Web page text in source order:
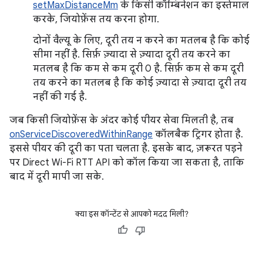
setMaxDistanceMm के किसी कॉम्बिनेशन का इस्तेमाल
करके, जियोफ़ेंस तय करना होगा.
दोनों वैल्यू के लिए, दूरी तय न करने का मतलब है कि कोई
सीमा नहीं है. सिर्फ़ ज़्यादा से ज़्यादा दूरी तय करने का
मतलब है कि कम से कम दूरी 0 है. सिर्फ़ कम से कम दूरी
तय करने का मतलब है कि कोई ज़्यादा से ज़्यादा दूरी तय
नहीं की गई है.
जब किसी जियोफ़ेंस के अंदर कोई पीयर सेवा मिलती है, तब
onServiceDiscoveredWithinRange कॉलबैक ट्रिगर होता है.
इससे पीयर की दूरी का पता चलता है. इसके बाद, ज़रूरत पड़ने
पर Direct Wi-Fi RTT API को कॉल किया जा सकता है, ताकि
बाद में दूरी मापी जा सके.
क्या इस कॉन्टेंट से आपको मदद मिली?